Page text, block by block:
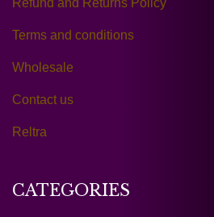
Refund and Returns Policy
Terms and conditions
Wholesale
Contact us
Reltra
CATEGORIES